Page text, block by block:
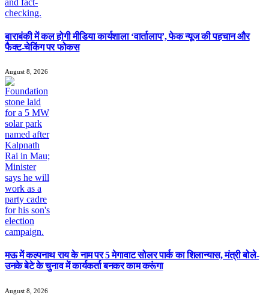
बाराबंकी में कल होगी मीडिया कार्यशाला ‘वार्तालाप’, फेक न्यूज की पहचान और
फैक्ट-चेकिंग पर फोकस
August 8, 2026
मऊ में कल्पनाथ राय के नाम पर 5 मेगावाट सोलर पार्क का शिलान्यास, मंत्री बोले-
उनके बेटे के चुनाव में कार्यकर्ता बनकर काम करूंगा
August 8, 2026